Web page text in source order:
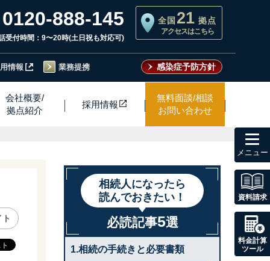
0120-888-145
受付時間：9〜20時(土日祝も対応可)
全国 21 拠点
アクセスはこちら
情報 業務提携 感染症予防方針
会社概要/
拠点紹介
採用情報
無料面談/相談
お問い合わせ
相続人になったら
読んでおきたい！
必読記事5選
1.相続の手続きと必要書類
資料請求
料金計算
ツール